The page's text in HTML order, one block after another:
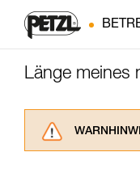
Länge meines